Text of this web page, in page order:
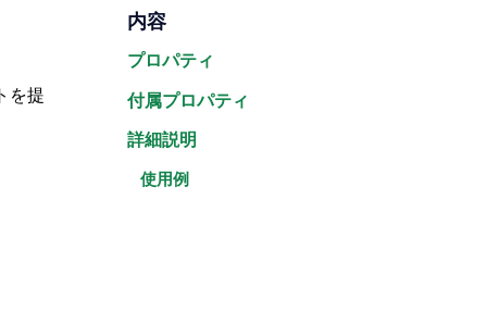
を提
内容
プロパティ
付属プロパティ
詳細説明
使用例